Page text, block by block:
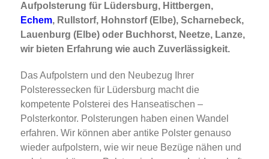
Aufpolsterung für Lüdersburg, Hittbergen,
Echem, Rullstorf, Hohnstorf (Elbe), Scharnebeck,
Lauenburg (Elbe) oder Buchhorst, Neetze, Lanze,
wir bieten Erfahrung wie auch Zuverlässigkeit.
Das Aufpolstern und den Neubezug Ihrer
Polsteressecken für Lüdersburg macht die
kompetente Polsterei des Hanseatischen –
Polsterkontor. Polsterungen haben einen Wandel
erfahren. Wir können aber antike Polster genauso
wieder aufpolstern, wie wir neue Bezüge nähen und